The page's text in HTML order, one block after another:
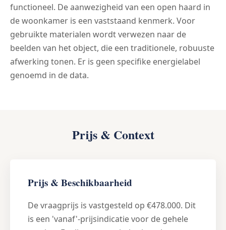
functioneel. De aanwezigheid van een open haard in
de woonkamer is een vaststaand kenmerk. Voor
gebruikte materialen wordt verwezen naar de
beelden van het object, die een traditionele, robuuste
afwerking tonen. Er is geen specifike energielabel
genoemd in de data.
Prijs & Context
Prijs & Beschikbaarheid
De vraagprijs is vastgesteld op €478.000. Dit
is een 'vanaf'-prijsindicatie voor de gehele